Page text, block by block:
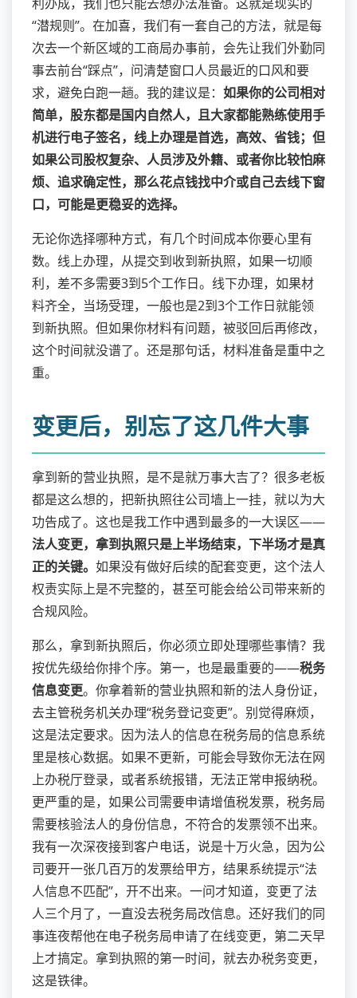
“潜规则”。在加喜，我们有一套自己的方法，就是每
次去一个新区域的工商局办事前，会先让我们外勤同
事去前台“踩点”，问清楚窗口人员最近的口风和要
求，避免白跑一趟。我的建议是： 如果你的公司相对
简单，股东都是国内自然人，且大家都能熟练使用手
机进行电子签名，线上办理是首选，高效、省钱；但
如果公司股权复杂、人员涉及外籍、或者你比较怕麻
烦、追求确定性，那么花点钱找中介或自己去线下窗
口，可能是更稳妥的选择。
无论你选择哪种方式，有几个时间成本你要心里有
数。线上办理，从提交到收到新执照，如果一切顺
利，差不多需要3到5个工作日。线下办理，如果材
料齐全，当场受理，一般也是2到3个工作日就能领
到新执照。但如果你材料有问题，被驳回后再修改，
这个时间就没谱了。还是那句话，材料准备是重中之
重。
变更后，别忘了这几件大事
拿到新的营业执照，是不是就万事大吉了？很多老板
都是这么想的，把新执照往公司墙上一挂，就以为大
功告成了。这也是我工作中遇到最多的一大误区——
法人变更，拿到执照只是上半场结束，下半场才是真
正的关键。 如果没有做好后续的配套变更，这个法人
权责实际上是不完整的，甚至可能会给公司带来新的
合规风险。
那么，拿到新执照后，你必须立即处理哪些事情？我
按优先级给你排个序。第一，也是最重要的——税务
信息变更。你拿着新的营业执照和新的法人身份证，
去主管税务机关办理“税务登记变更”。别觉得麻烦，
这是法定要求。因为法人的信息在税务局的信息系统
里是核心数据。如果不更新，可能会导致你无法在网
上办税厅登录，或者系统报错，无法正常申报纳税。
更严重的是，如果公司需要申请增值税发票，税务局
需要核验法人的身份信息，不符合的发票领不出来。
我有一次深夜接到客户电话，说是十万火急，因为公
司要开一张几百万的发票给甲方，结果系统提示“法
人信息不匹配”，开不出来。一问才知道，变更了法
人三个月了，一直没去税务局改信息。还好我们的同
事连夜帮他在电子税务局申请了在线变更，第二天早
上才搞定。拿到执照的第一时间，就去办税务变更，
这是铁律。